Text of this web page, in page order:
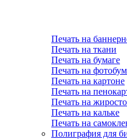
Печать на
Печать на ткани
Печать на бумаге
Печать на
Печать на картоне
Печать на
Печать на
Печать на кальке
Печать на
Полиграфия для